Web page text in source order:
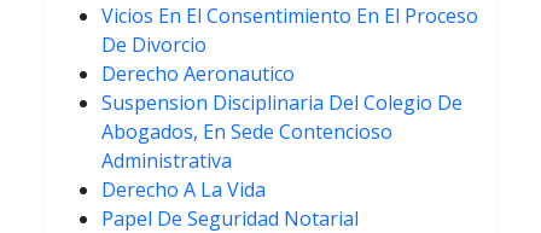
Vicios En El Consentimiento En El Proceso
De Divorcio
Derecho Aeronautico
Suspension Disciplinaria Del Colegio De
Abogados, En Sede Contencioso
Administrativa
Derecho A La Vida
Papel De Seguridad Notarial